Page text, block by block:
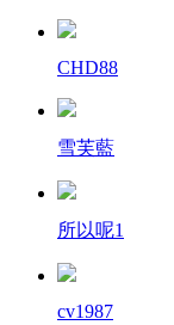
CHD88
雪芙藍
所以呢1
cv1987